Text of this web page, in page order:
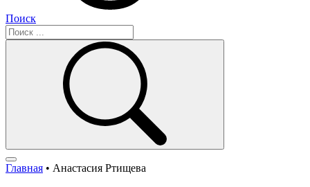
Поиск
Главная • Анастасия Ртищева